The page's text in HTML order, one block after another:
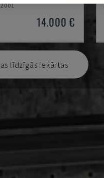
2001
14.000 €
līdzīgās iekārtas